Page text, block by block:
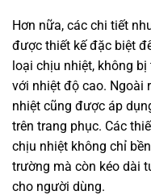
Hơn nữa, các chi tiết
được thiết kế đặc biệt
loại chịu nhiệt, không
với nhiệt độ cao. Ngoài
nhiệt cũng được áp
trên trang phục. Các
chịu nhiệt không chỉ
trường mà còn kéo dài
cho người dùng.